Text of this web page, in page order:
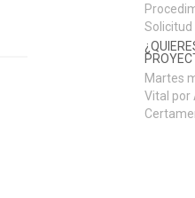
Solicitud
Martes
Vital por